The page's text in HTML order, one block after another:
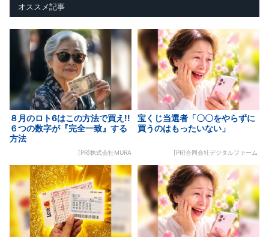
オススメ記事
８月のロト6はこの方法で買え!!
６つの数字が『完全一致』する
方法
[PR]株式会社MURA
宝くじ当選者「〇〇をやらずに
買うのはもったいない」
[PR]合同会社デジタルファーム